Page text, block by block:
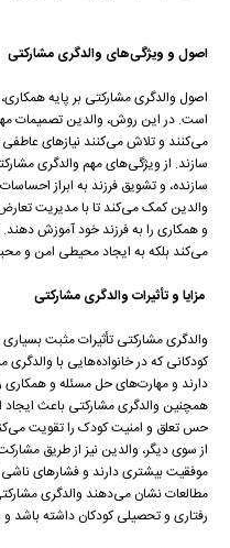
اصول و ویژگی‌های والدگری مشارکتی
اصول والدگری مشارکتی بر پایه
است. در این روش، والدین تصمیمات
می‌کنند و تلاش می‌کنند نیازهای عاطفی
سازند. از ویژگی‌های مهم والدگری
سازنده، و تشویق فرزند به ابراز
والدین کمک می‌کند تا با مدیریت
و همکاری را به فرزند خود آموزش
می‌کند بلکه به ایجاد محیطی امن و
مزایا و تأثیرات والدگری مشارکتی
والدگری مشارکتی تأثیرات مثبت
کودکانی که در خانواده‌هایی با
دارند و مهارت‌های حل مسئله و همکاری
همچنین والدگری مشارکتی باعث
حس تعلق و امنیت کودک را تقویت
از سوی دیگر، والدین نیز از طریق
موفقیت بیشتری دارند و فشارهای
مطالعات نشان می‌دهند والدگری
رفتاری و تحصیلی کودکان داشته باشد و